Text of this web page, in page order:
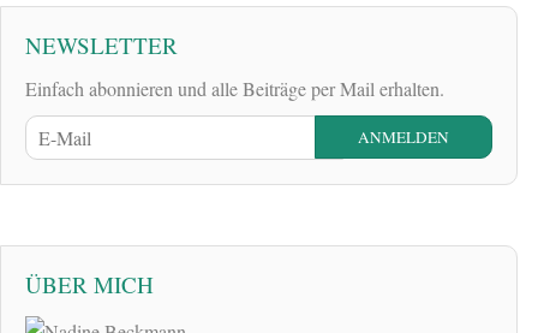
NEWSLETTER
Einfach abonnieren und alle Beiträge per Mail erhalten.
ÜBER MICH